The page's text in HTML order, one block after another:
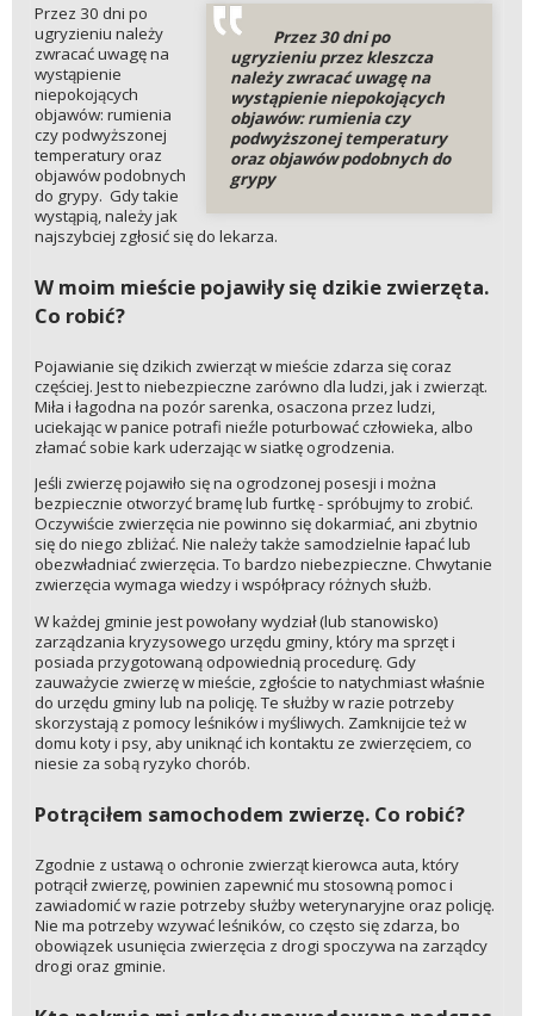
Przez 30 dni po
ugryzieniu przez kleszcza
należy zwracać uwagę na
wystąpienie niepokojących
objawów: rumienia czy
podwyższonej temperatury
oraz objawów podobnych do
grypy
Przez 30 dni po
ugryzieniu należy
zwracać uwagę na
wystąpienie
niepokojących
objawów: rumienia
czy podwyższonej
temperatury oraz
objawów podobnych
do grypy. Gdy takie
wystąpią, należy jak
najszybciej zgłosić się do lekarza.
W moim mieście pojawiły się dzikie zwierzęta.
Co robić?
Pojawianie się dzikich zwierząt w mieście zdarza się coraz
częściej. Jest to niebezpieczne zarówno dla ludzi, jak i zwierząt.
Miła i łagodna na pozór sarenka, osaczona przez ludzi,
uciekając w panice potrafi nieźle poturbować człowieka, albo
złamać sobie kark uderzając w siatkę ogrodzenia.
Jeśli zwierzę pojawiło się na ogrodzonej posesji i można
bezpiecznie otworzyć bramę lub furtkę - spróbujmy to zrobić.
Oczywiście zwierzęcia nie powinno się dokarmiać, ani zbytnio
się do niego zbliżać. Nie należy także samodzielnie łapać lub
obezwładniać zwierzęcia. To bardzo niebezpieczne. Chwytanie
zwierzęcia wymaga wiedzy i współpracy różnych służb.
W każdej gminie jest powołany wydział (lub stanowisko)
zarządzania kryzysowego urzędu gminy, który ma sprzęt i
posiada przygotowaną odpowiednią procedurę. Gdy
zauważycie zwierzę w mieście, zgłoście to natychmiast właśnie
do urzędu gminy lub na policję. Te służby w razie potrzeby
skorzystają z pomocy leśników i myśliwych. Zamknijcie też w
domu koty i psy, aby uniknąć ich kontaktu ze zwierzęciem, co
niesie za sobą ryzyko chorób.
Potrąciłem samochodem zwierzę. Co robić?
Zgodnie z ustawą o ochronie zwierząt kierowca auta, który
potrącił zwierzę, powinien zapewnić mu stosowną pomoc i
zawiadomić w razie potrzeby służby weterynaryjne oraz policję.
Nie ma potrzeby wzywać leśników, co często się zdarza, bo
obowiązek usunięcia zwierzęcia z drogi spoczywa na zarządcy
drogi oraz gminie.